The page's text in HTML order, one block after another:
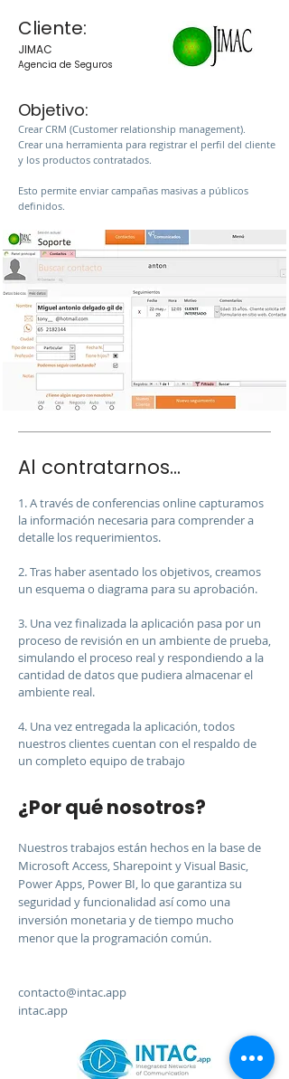
Cliente:
JIMAC
Agencia de Seguros
Objetivo:
Crear CRM (Customer relationship management).
Crear una herramienta para registrar el perfil del cliente
y los productos contratados.
Esto permite enviar campañas masivas a públicos
definidos.
Al contratarnos...
1. A través de conferencias online capturamos
la información necesaria para comprender a
detalle los requerimientos.
2. Tras haber asentado los objetivos, creamos
un esquema o diagrama para su aprobación.
3. Una vez finalizada la aplicación pasa por un
proceso de revisión en un ambiente de prueba,
simulando el proceso real y respondiendo a la
cantidad de datos que pudiera almacenar el
ambiente real.
4. Una vez entregada la aplicación, todos
nuestros clientes cuentan con el respaldo de
un completo equipo de trabajo
¿Por qué nosotros?
Nuestros trabajos están hechos en la base de
Microsoft Access, Sharepoint y Visual Basic,
Power Apps, Power BI, lo que garantiza su
seguridad y funcionalidad así como una
inversión monetaria y de tiempo mucho
menor que la programación común.
contacto@intac.app
intac.app